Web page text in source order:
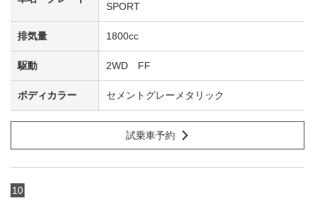
SPORT
1800cc
2WD FF
セメントグレーメタリック
試乗車予約
10